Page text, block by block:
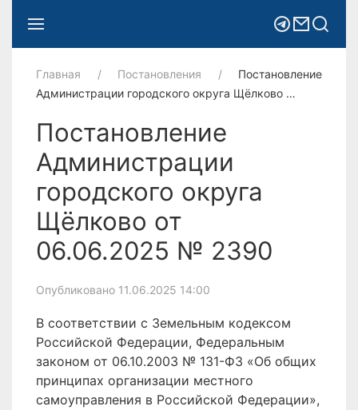
Главная Постановления
Постановление
Администрации городского округа Щёлково …
Постановление
Администрации
городского округа
Щёлково от
06.06.2025 № 2390
Опубликовано 11.06.2025 14:00
В соответствии с Земельным кодексом
Российской Федерации, Федеральным
законом от 06.10.2003 № 131-ФЗ «Об общих
принципах организации местного
самоуправления в Российской Федерации»,